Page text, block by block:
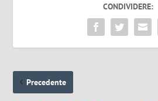
CONDIVIDERE:
Precedente